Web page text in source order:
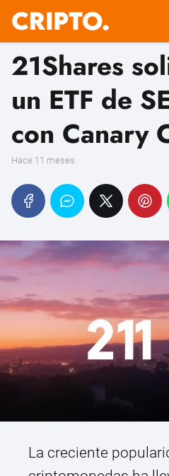
21Shares
un ETF de
con Canary
hace 11 meses
La creciente